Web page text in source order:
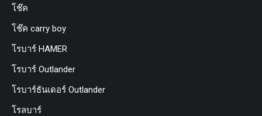
โช๊ค
โช๊ค carry boy
โรบาร์ HAMER
โรบาร์ Outlander
โรบาร์ธันเดอร์ Outlander
โรลบาร์